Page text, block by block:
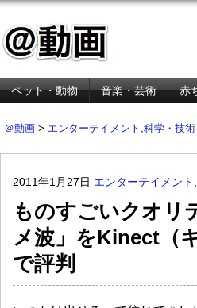
ペット・動物 音楽・芸術 赤
＠動画 > エンターテイメント ,科学・技術
2011年1月27日 エンターテイメント
ものすごいクオリ
メ波」をKinect（
で評判